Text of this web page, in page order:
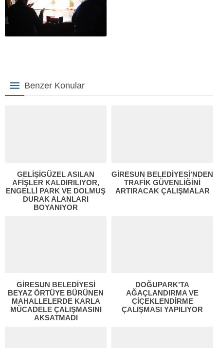
Benzer Konular
GELİŞİGÜZEL ASILAN
AFİŞLER KALDIRILIYOR,
ENGELLİ PARK VE DOLMUŞ
DURAK ALANLARI
BOYANIYOR
GİRESUN BELEDİYESİ’NDEN
TRAFİK GÜVENLİĞİNİ
ARTIRACAK ÇALIŞMALAR
GİRESUN BELEDİYESİ
BEYAZ ÖRTÜYE BÜRÜNEN
MAHALLELERDE KARLA
MÜCADELE ÇALIŞMASINI
AKSATMADI
DOĞUPARK’TA
AĞAÇLANDIRMA VE
ÇİÇEKLENDİRME
ÇALIŞMASI YAPILIYOR